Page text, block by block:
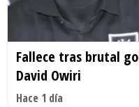
Fallece tras brutal
David Owiri
Hace 1 día